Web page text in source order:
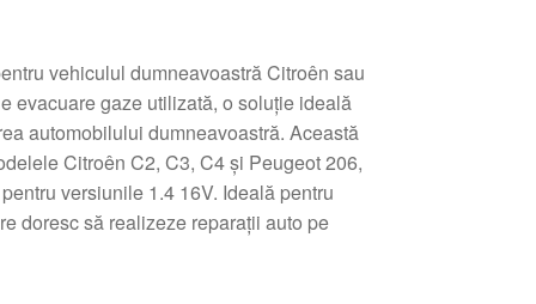
vehiculul dumneavoastră Citroên sau
evacuare gaze utilizată, o soluţie ideală
automobilului dumneavoastră. Această
Citroên C2, C3, C4 şi Peugeot 206,
versiunile 1.4 16V. Ideală pentru
doresc să realizeze reparaţii auto pe